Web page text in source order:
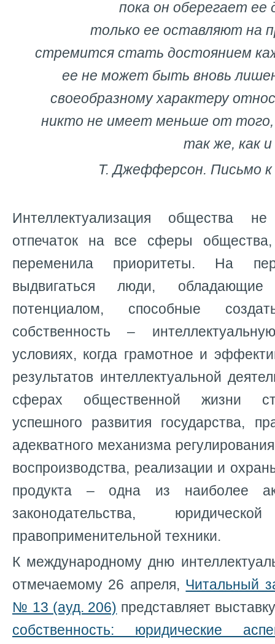
пока он оберегает ее
только ее оставляют на
стремится стать достоянием
ее не может быть вновь
своеобразному характеру
никто не имеет меньше от
так же, как
Т. Джефферсон. Письмо
Интеллектуализация общества
отпечаток на все сферы
переменила приоритеты. На
выдвигаться люди, обладающие
потенциалом, способные
собственность –
условиях, когда грамотное и
результатов интеллектуальной
сферах общественной жизни
успешного развития государства,
адекватного механизма
воспроизводства, реализации и
продукта – одна из наиболее
законодательства,
правоприменительной техники.
К международному дню
отмечаемому 26 апреля, Читальный
№ 13 (ауд. 206) представляет
собственность: юридические